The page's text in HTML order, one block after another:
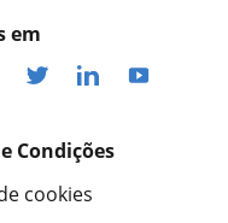
em
Condições
cookies